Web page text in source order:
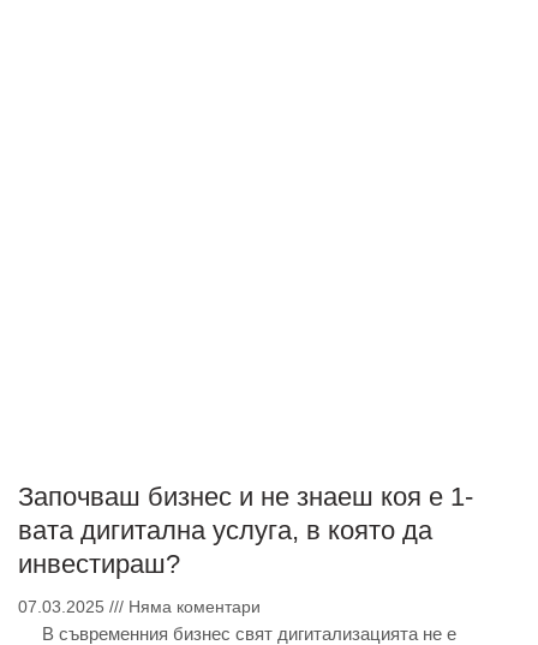
Започваш бизнес и не знаеш коя е 1-
вата дигитална услуга, в която да
инвестираш?
07.03.2025 Няма коментари
В съвременния бизнес свят дигитализацията не е